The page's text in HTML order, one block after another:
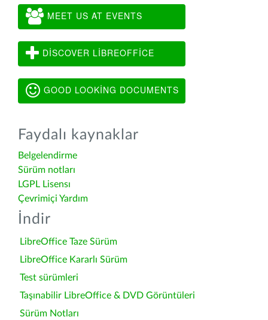
MEET US AT EVENTS
DISCOVER LIBREOFFICE
GOOD LOOKING DOCUMENTS
Faydalı kaynaklar
Belgelendirme
Sürüm notları
LGPL Lisensı
Çevrimiçi Yardım
İndir
LibreOffice Taze Sürüm
LibreOffice Kararlı Sürüm
Test sürümleri
Taşınabilir LibreOffice & DVD Görüntüleri
Sürüm Notları